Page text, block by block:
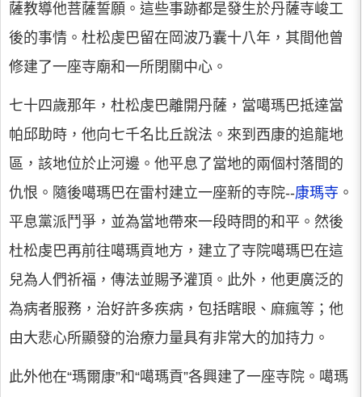
薩教導他菩薩誓願。這些事跡都是發生於丹薩寺峻工
後的事情。杜松虔巴留在岡波乃囊十八年，其間他曾
修建了一座寺廟和一所閉關中心。
七十四歲那年，杜松虔巴離開丹薩，當噶瑪巴抵達當
帕邱助時，他向七千名比丘說法。來到西康的追龍地
區，該地位於止河邊。他平息了當地的兩個村落間的
仇恨。隨後噶瑪巴在雷村建立一座新的寺院--康瑪寺 。
平息黨派鬥爭，並為當地帶來一段時問的和平。然後
杜松虔巴再前往噶瑪貢地方，建立了寺院噶瑪巴在這
兒為人們祈福，傳法並賜予灌頂。此外，他更廣泛的
為病者服務，治好許多疾病，包括瞎眼、麻瘋等；他
由大悲心所顯發的治療力量具有非常大的加持力。
此外他在“瑪爾康”和“噶瑪貢”各興建了一座寺院。噶瑪